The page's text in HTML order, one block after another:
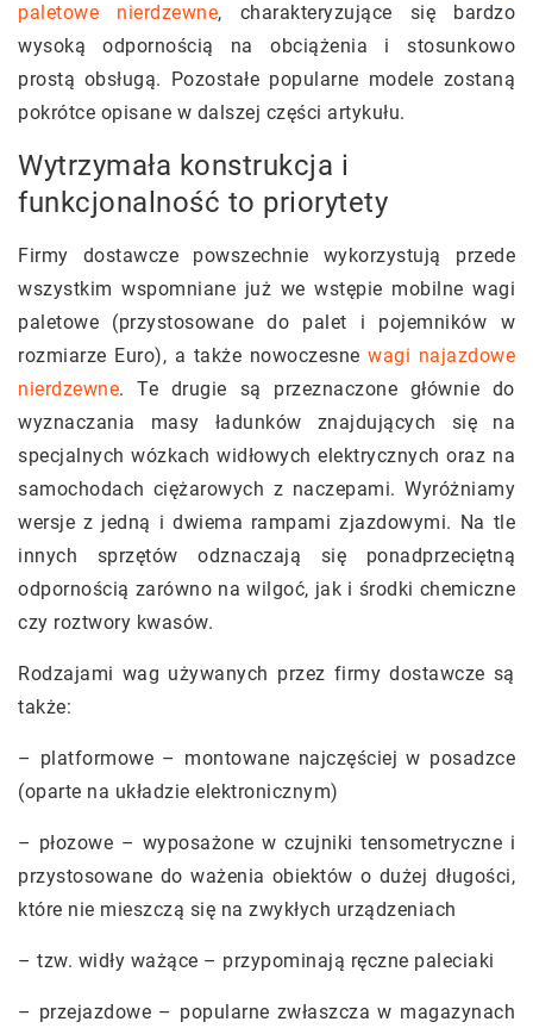
paletowe nierdzewne, charakteryzujące się bardzo
wysoką odpornością na obciążenia i stosunkowo
prostą obsługą. Pozostałe popularne modele zostaną
pokrótce opisane w dalszej części artykułu.
Wytrzymała konstrukcja i
funkcjonalność to priorytety
Firmy dostawcze powszechnie wykorzystują przede
wszystkim wspomniane już we wstępie mobilne wagi
paletowe (przystosowane do palet i pojemników w
rozmiarze Euro), a także nowoczesne wagi najazdowe
nierdzewne. Te drugie są przeznaczone głównie do
wyznaczania masy ładunków znajdujących się na
specjalnych wózkach widłowych elektrycznych oraz na
samochodach ciężarowych z naczepami. Wyróżniamy
wersje z jedną i dwiema rampami zjazdowymi. Na tle
innych sprzętów odznaczają się ponadprzeciętną
odpornością zarówno na wilgoć, jak i środki chemiczne
czy roztwory kwasów.
Rodzajami wag używanych przez firmy dostawcze są
także:
– platformowe – montowane najczęściej w posadzce
(oparte na układzie elektronicznym)
– płozowe – wyposażone w czujniki tensometryczne i
przystosowane do ważenia obiektów o dużej długości,
które nie mieszczą się na zwykłych urządzeniach
– tzw. widły ważące – przypominają ręczne paleciaki
– przejazdowe – popularne zwłaszcza w magazynach